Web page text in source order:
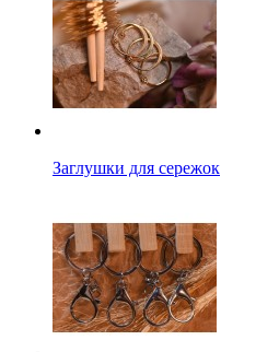
Заглушки для сережок